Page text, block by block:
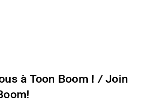
à Toon Boom ! / Join